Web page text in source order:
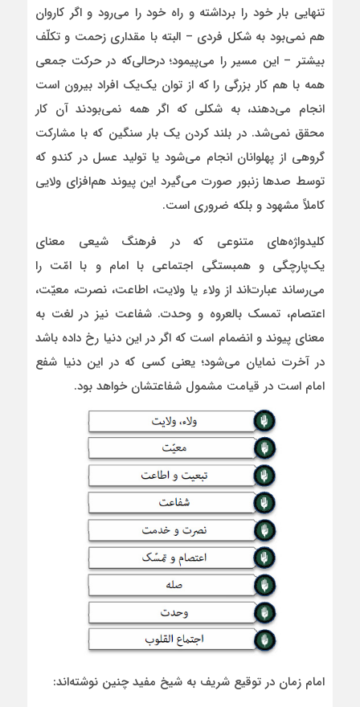
تنهایی بار خود را برداشته و راه خود را می‌رود و اگر کاروان
هم نمی‌بود به شکل فردی – البته با مقداری زحمت و تکلّف
بیشتر – این مسیر را می‌پیمود؛ درحالی‌که در حرکت جمعی
همه با هم کار بزرگی را که از توان یک‌یک افراد بیرون است
انجام می‌دهند، به شکلی که اگر همه نمی‌بودند آن کار
محقق نمی‌شد. در بلند کردن یک بار سنگین که با مشارکت
گروهی از پهلوانان انجام می‌شود یا تولید عسل در کندو که
توسط صدها زنبور صورت می‌گیرد این پیوند هم‌افزای ولایی
کاملاً مشهود و بلکه ضروری است.
کلیدواژه‌های متنوعی که در فرهنگ شیعی معنای
یک‌پارچگی و همبستگی اجتماعی با امام و با امّت را
می‌رساند عبارت‌اند از ولاء یا ولایت، اطاعت، نصرت، معیّت،
اعتصام، تمسک بالعروه و وحدت. شفاعت نیز در لغت به
معنای پیوند و انضمام است که اگر در این دنیا رخ داده باشد
در آخرت نمایان می‌شود؛ یعنی کسی که در این دنیا شفع
امام است در قیامت مشمول شفاعتشان خواهد بود.
امام زمان در توقیع شریف به شیخ مفید چنین نوشته‌اند: